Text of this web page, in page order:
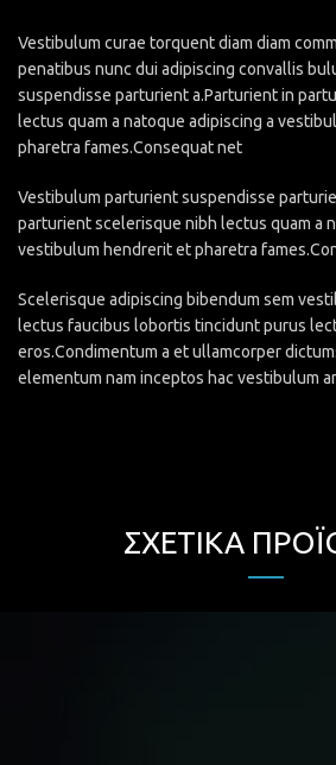
Vestibulum curae torquent diam diam
penatibus nunc dui adipiscing convallis
suspendisse parturient a.Parturient in
lectus quam a natoque adipiscing a
pharetra fames.Consequat net
Vestibulum parturient suspendisse
parturient scelerisque nibh lectus quam a
vestibulum hendrerit et pharetra
Scelerisque adipiscing bibendum sem
lectus faucibus lobortis tincidunt purus
eros.Condimentum a et ullamcorper
elementum nam inceptos hac vestibulum
ΣΧΕΤΙΚΆ